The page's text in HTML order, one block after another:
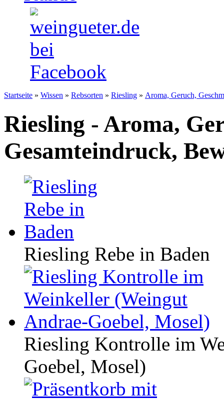
Startseite » Wissen » Rebsorten » Riesling » Aroma, Geruch,
Riesling - Aroma,
Gesamteindruck,
Riesling Rebe in Baden
Riesling Kontrolle im
Goebel, Mosel)